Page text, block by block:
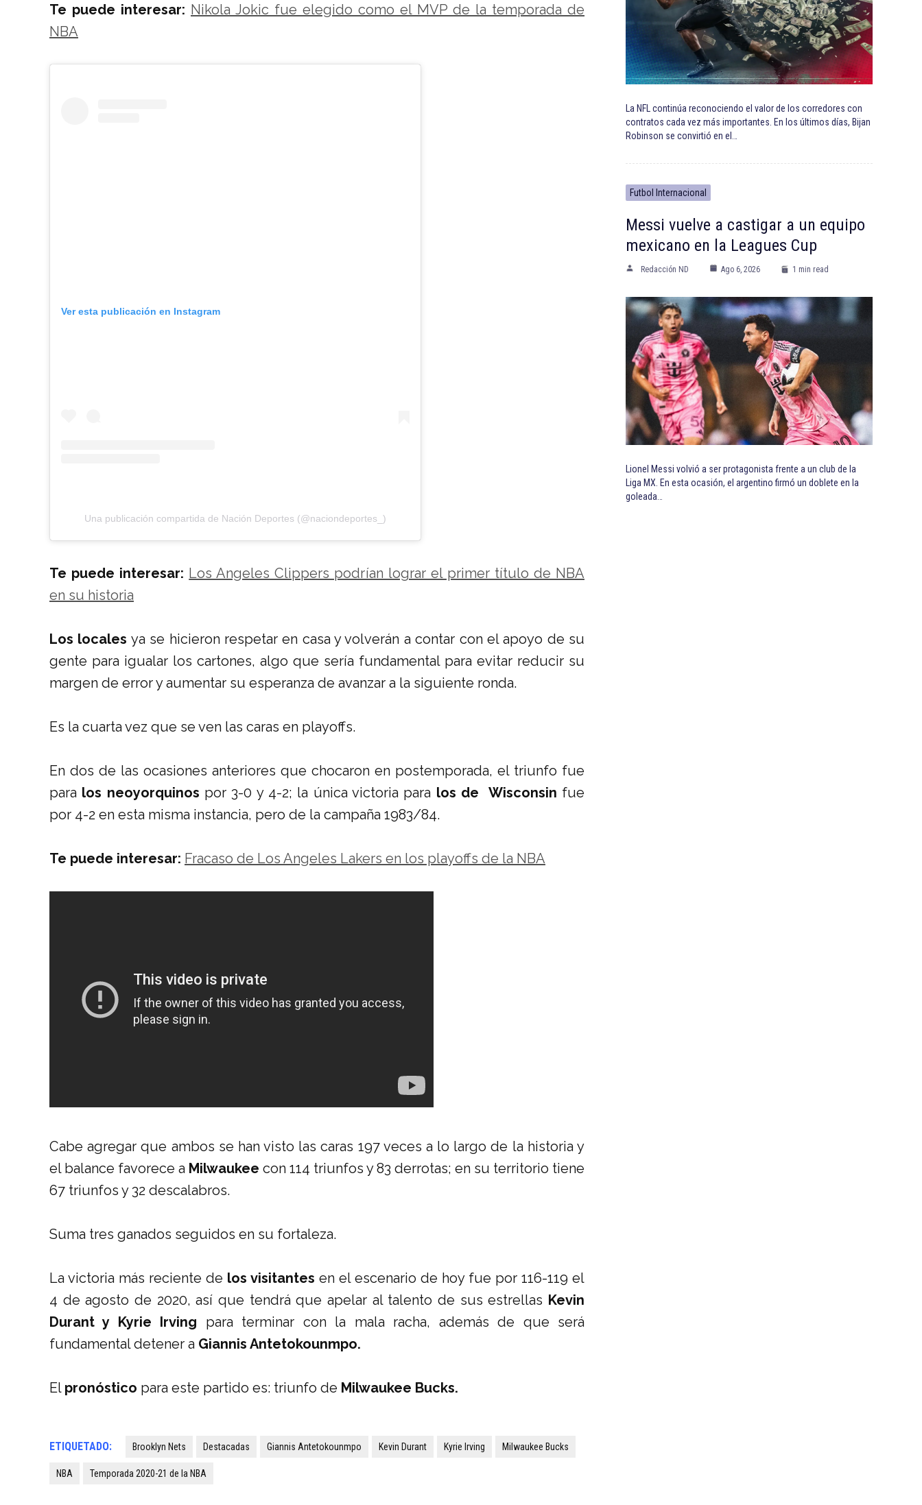
Te puede interesar: Nikola Jokic fue elegido como el MVP de la temporada de
NBA
Ver esta publicación en Instagram
Una publicación compartida de Nación Deportes (@naciondeportes_)
Te puede interesar: Los Angeles Clippers podrían lograr el primer título de NBA
en su historia
Los locales ya se hicieron respetar en casa y volverán a contar con el apoyo de su
gente para igualar los cartones, algo que sería fundamental para evitar reducir su
margen de error y aumentar su esperanza de avanzar a la siguiente ronda.
Es la cuarta vez que se ven las caras en playoffs.
En dos de las ocasiones anteriores que chocaron en postemporada, el triunfo fue
para los neoyorquinos por 3-0 y 4-2; la única victoria para los de Wisconsin fue
por 4-2 en esta misma instancia, pero de la campaña 1983/84.
Te puede interesar: Fracaso de Los Angeles Lakers en los playoffs de la NBA
Cabe agregar que ambos se han visto las caras 197 veces a lo largo de la historia y
el balance favorece a Milwaukee con 114 triunfos y 83 derrotas; en su territorio tiene
67 triunfos y 32 descalabros.
Suma tres ganados seguidos en su fortaleza.
La victoria más reciente de los visitantes en el escenario de hoy fue por 116-119 el
4 de agosto de 2020, así que tendrá que apelar al talento de sus estrellas Kevin
Durant y Kyrie Irving para terminar con la mala racha, además de que será
fundamental detener a Giannis Antetokounmpo.
El pronóstico para este partido es: triunfo de Milwaukee Bucks.
ETIQUETADO: Brooklyn Nets Destacadas Giannis Antetokounmpo Kevin Durant Kyrie Irving Milwaukee Bucks
NBA Temporada 2020-21 de la NBA
La NFL continúa reconociendo el valor de los corredores con
contratos cada vez más importantes. En los últimos días, Bijan
Robinson se convirtió en el…
Futbol Internacional
Messi vuelve a castigar a un equipo
mexicano en la Leagues Cup
Redacción ND Ago 6, 2026 1 min read
Lionel Messi volvió a ser protagonista frente a un club de la
Liga MX. En esta ocasión, el argentino firmó un doblete en la
goleada…